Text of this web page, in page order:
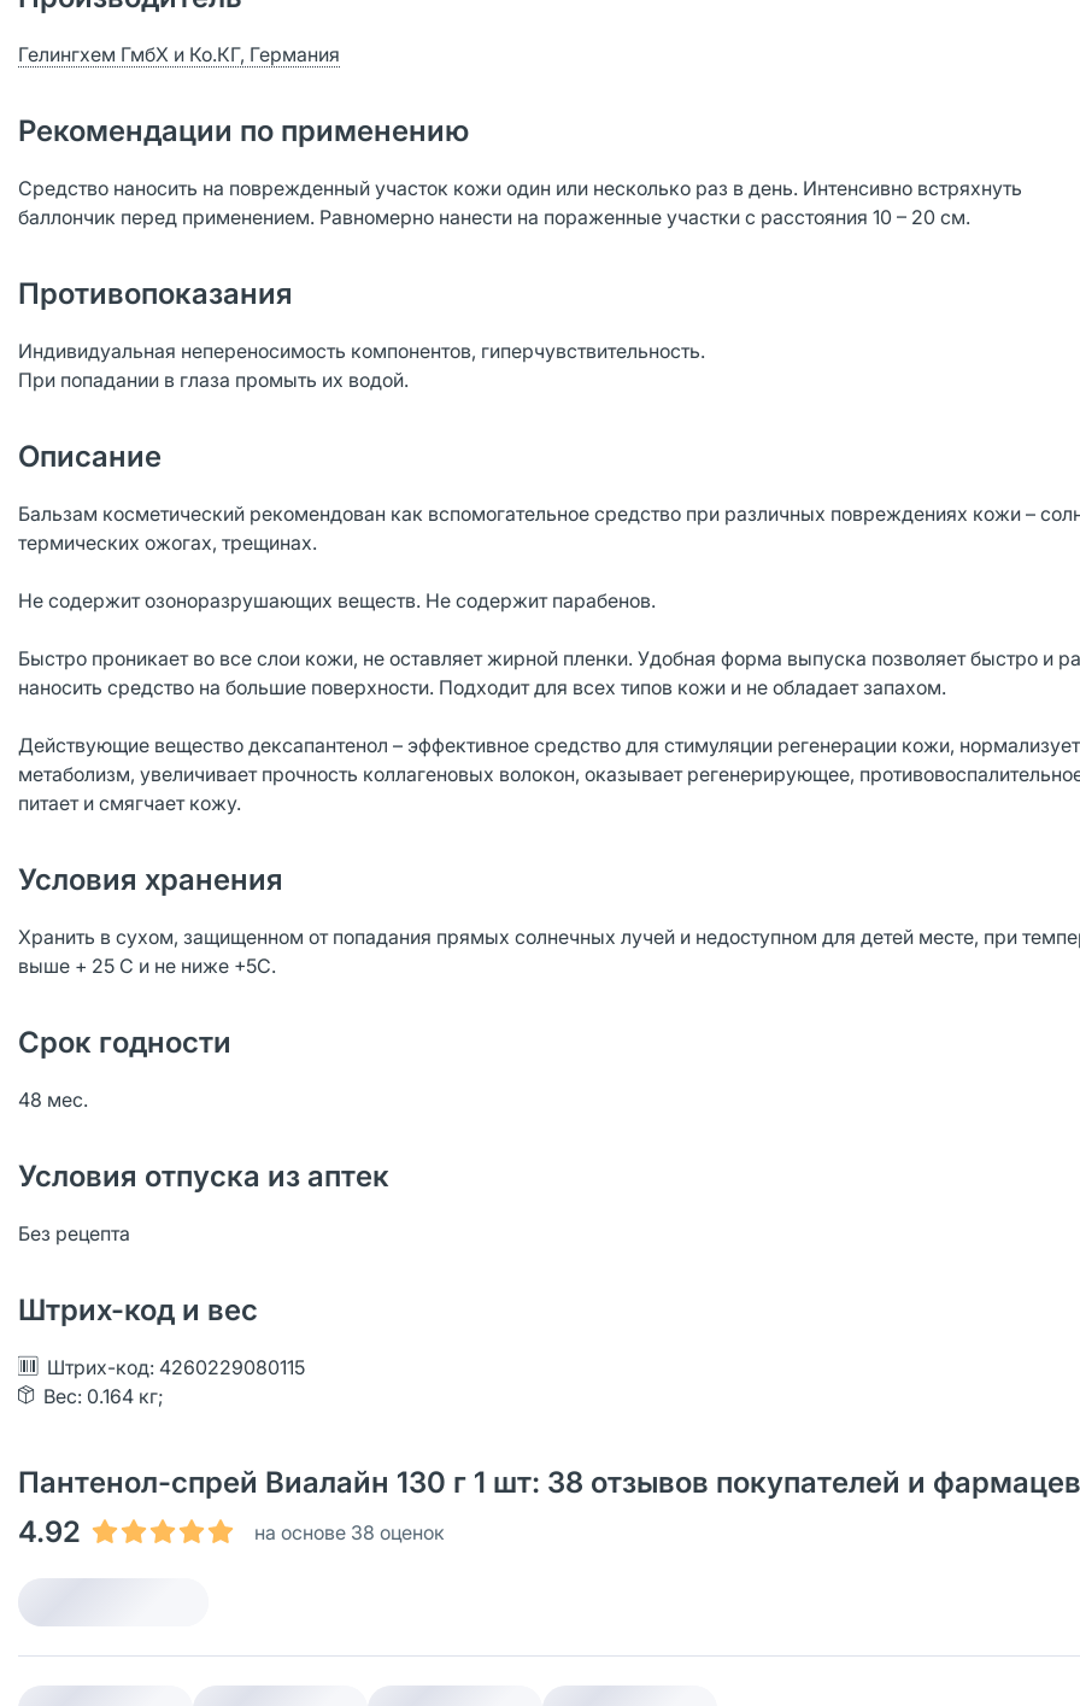
Гелингхем ГмбХ и Ко.КГ, Германия
Рекомендации по применению
Средство наносить на поврежденный участок кожи один или несколько раз в день. Интенсивно встряхнуть
баллончик перед применением. Равномерно нанести на пораженные участки с расстояния 10 – 20 см.
Противопоказания
Индивидуальная непереносимость компонентов, гиперчувствительность.
При попадании в глаза промыть их водой.
Описание
Бальзам косметический рекомендован как вспомогательное средство при различных повреждениях кожи –
термических ожогах, трещинах.
Не содержит озоноразрушающих веществ. Не содержит парабенов.
Быстро проникает во все слои кожи, не оставляет жирной пленки. Удобная форма выпуска позволяет быстро и
наносить средство на большие поверхности. Подходит для всех типов кожи и не обладает запахом.
Действующие вещество дексапантенол – эффективное средство для стимуляции регенерации кожи,
метаболизм, увеличивает прочность коллагеновых волокон, оказывает регенерирующее,
питает и смягчает кожу.
Условия хранения
Хранить в сухом, защищенном от попадания прямых солнечных лучей и недоступном для детей месте, при
выше + 25 С и не ниже +5С.
Срок годности
48 мес.
Условия отпуска из аптек
Без рецепта
Штрих-код и вес
Штрих-код: 4260229080115
Вес: 0.164 кг;
Пантенол-спрей Виалайн 130 г 1 шт: 38 отзывов покупателей и
4.92
на основе 38 оценок